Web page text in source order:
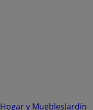
Hogar y MueblesJardín